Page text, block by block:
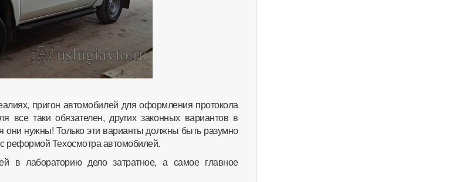
пригон автомобилей для оформления протокола
все таки обязателен, других законных вариантов в
они нужны! Только эти варианты должны быть разумно
реформой Техосмотра автомобилей.
в лабораторию дело затратное, а самое главное